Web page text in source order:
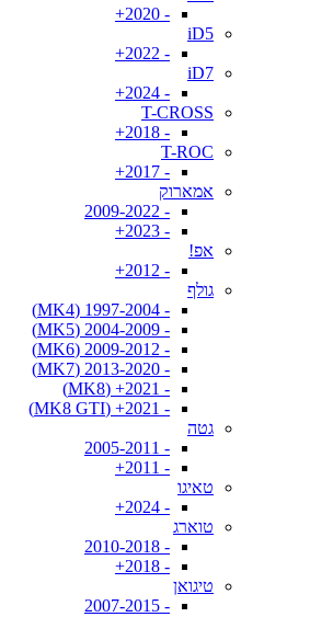
- 2020+
iD5
- 2022+
iD7
- 2024+
T-CROSS
- 2018+
T-ROC
- 2017+
אמארוק
- 2009-2022
- 2023+
אפ!
- 2012+
גולף
- 1997-2004 (MK4)
- 2004-2009 (MK5)
- 2009-2012 (MK6)
- 2013-2020 (MK7)
- 2021+ (MK8)
- 2021+ (MK8 GTI)
גטה
- 2005-2011
- 2011+
טאיגו
- 2024+
טוארג
- 2010-2018
- 2018+
טיגואן
- 2007-2015